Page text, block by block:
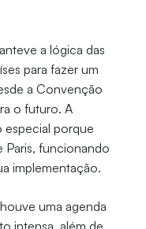
a lógica das
para fazer um
a Convenção
o futuro. A
especial porque
funcionando
implementação.
uma agenda
intensa, além de